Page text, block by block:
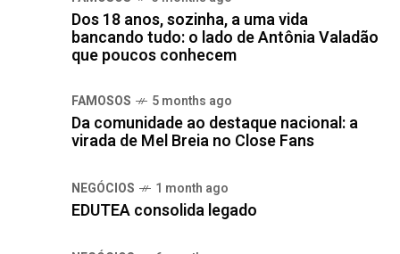
Dos 18 anos, sozinha, a uma vida
bancando tudo: o lado de Antônia Valadão
que poucos conhecem
FAMOSOS 5 months ago
Da comunidade ao destaque nacional: a
virada de Mel Breia no Close Fans
NEGÓCIOS 1 month ago
EDUTEA consolida legado